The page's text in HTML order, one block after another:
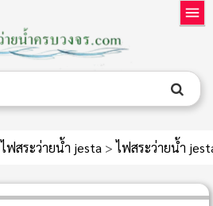
ไฟสระว่ายน้ำ jesta > ไฟสระว่ายน้ำ